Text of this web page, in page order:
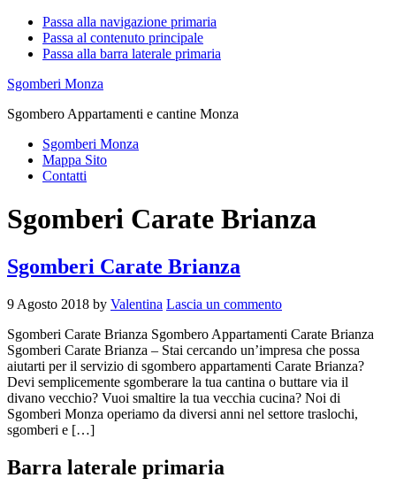
Passa alla navigazione primaria
Passa al contenuto principale
Passa alla barra laterale primaria
Sgomberi Monza
Sgombero Appartamenti e cantine Monza
Sgomberi Monza
Mappa Sito
Contatti
Sgomberi Carate Brianza
Sgomberi Carate Brianza
9 Agosto 2018 by Valentina Lascia un commento
Sgomberi Carate Brianza Sgombero Appartamenti Carate Brianza
Sgomberi Carate Brianza – Stai cercando un’impresa che possa
aiutarti per il servizio di sgombero appartamenti Carate Brianza?
Devi semplicemente sgomberare la tua cantina o buttare via il
divano vecchio? Vuoi smaltire la tua vecchia cucina? Noi di
Sgomberi Monza operiamo da diversi anni nel settore traslochi,
sgomberi e […]
Barra laterale primaria